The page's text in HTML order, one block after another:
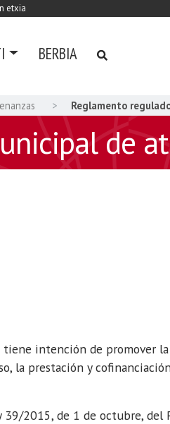
etxia
BERBIA
Reglamento
de
intención de promover
la prestación y
2015, de 1 de octubre, del